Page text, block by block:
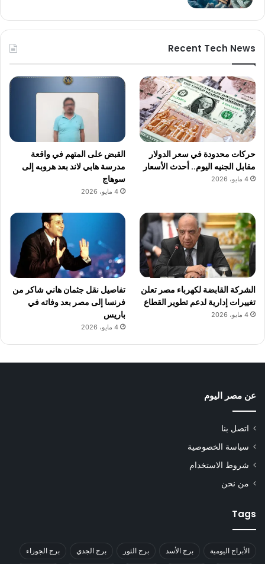
Recent Tech News
حركات محدودة في سعر الدولار
مقابل الجنيه اليوم.. أحدث الأسعار
4 مايو، 2026
القبض على المتهم في واقعة
مدرسة هابي لاند بعد هروبه إلى
سوهاج
4 مايو، 2026
الشركة القابضة لكهرباء مصر تعلن
تغييرات إدارية لدعم تطوير القطاع
4 مايو، 2026
تفاصيل نقل جثمان هاني شاكر من
فرنسا إلى مصر بعد وفاته في
باريس
4 مايو، 2026
عن مصر اليوم
اتصل بنا
سياسة الخصوصية
شروط الاستخدام
من نحن
Tags
الأبراج اليومية برج الأسد برج الثور برج الجدي برج الجوزاء